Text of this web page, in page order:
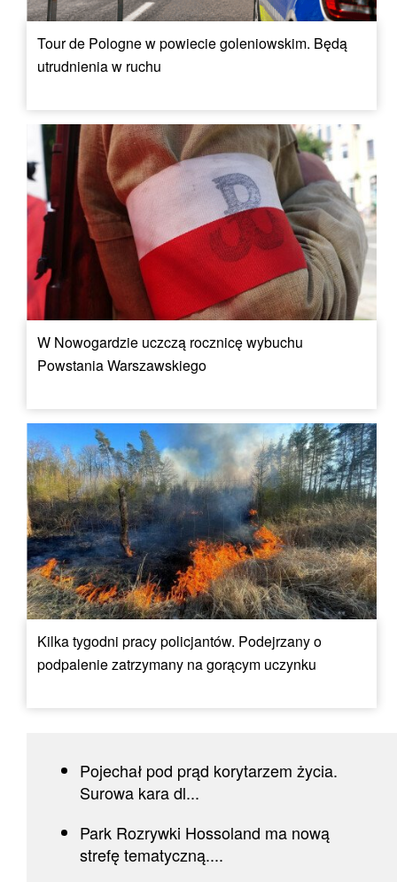
Tour de Pologne w powiecie goleniowskim. Będą
utrudnienia w ruchu
W Nowogardzie uczczą rocznicę wybuchu
Powstania Warszawskiego
Kilka tygodni pracy policjantów. Podejrzany o
podpalenie zatrzymany na gorącym uczynku
Pojechał pod prąd korytarzem życia.
Surowa kara dl...
Park Rozrywki Hossoland ma nową
strefę tematyczną....